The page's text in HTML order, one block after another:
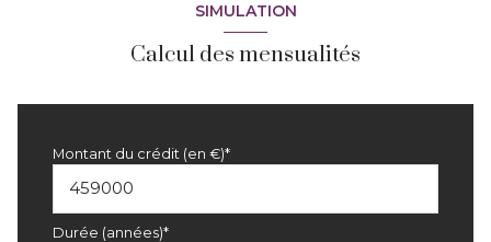
SIMULATION
Calcul des mensualités
Montant du crédit (en €)*
Durée (années)*